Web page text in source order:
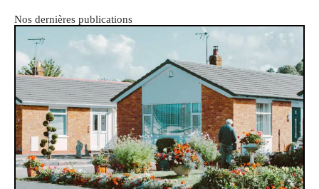
Nos dernières publications